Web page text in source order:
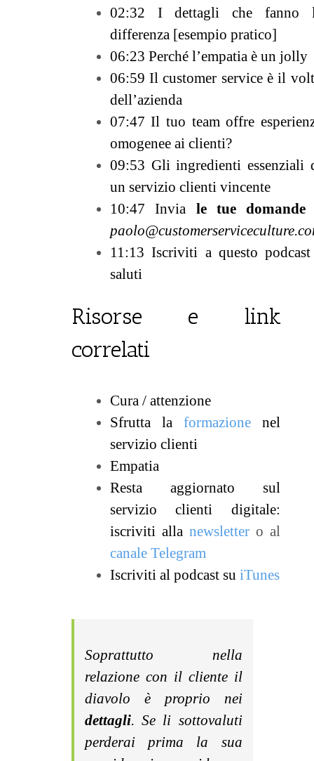
02:32 I dettagli che fanno
differenza [esempio pratico]
06:23 Perché l’empatia è un jolly
06:59 Il customer service è il
dell’azienda
07:47 Il tuo team offre
omogenee ai clienti?
09:53 Gli ingredienti essenziali
un servizio clienti vincente
10:47Invia le tue domande
11:13 Iscriviti a questo
saluti
Risorse e link
correlati
Cura / attenzione
Sfrutta la formazionenel
servizio clienti
Empatia
Resta aggiornato sul
servizio clienti digitale:
iscriviti alla newslettero al
canale Telegram
Iscriviti al podcast su iTunes
Soprattutto nella
relazione con il cliente il
diavolo è proprio nei
dettagli. Se li sottovaluti
perderai prima la sua